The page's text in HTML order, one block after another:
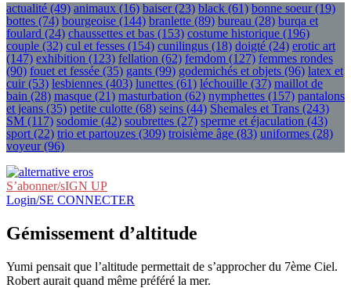
actualité (49) animaux (16) baiser(23) black (61) bonne soeur(19)
bottes (74) bourgeoise (144) branlette (89) bureau (28) burqa et
foulard (24) chaussettes et bas (153) costume historique (196)
couple (32) cul et fesses (154) cunilingus (18) doigté (24) erotic art
(147) exhibition (123) fellation (62) femdom (127) femmes rondes
(90) fouet et fessée (35) gants (99) godemichés et objets (96) latex et
cuir(53) lesbiennes (403) lunettes (61) léchouille (37) maillot de
bain (28) masque (21) masturbation (62) nymphettes (157) pantalons
et jeans (35) petite culotte (68) seins (44) Shemales et Trans (243)
SM (117) sodomie (42) soubrettes (27) sperme et éjaculation (43)
sport (22) trio et partouzes (309) troisième âge (83) uniformes (28)
voyeur(96)
S’abonner/sIGN UP
Login/SE CONNECTER
Gémissement d’altitude
Yumi pensait que l’altitude permettait de s’approcher du 7ème Ciel.
Robert aurait quand même préféré la mer.